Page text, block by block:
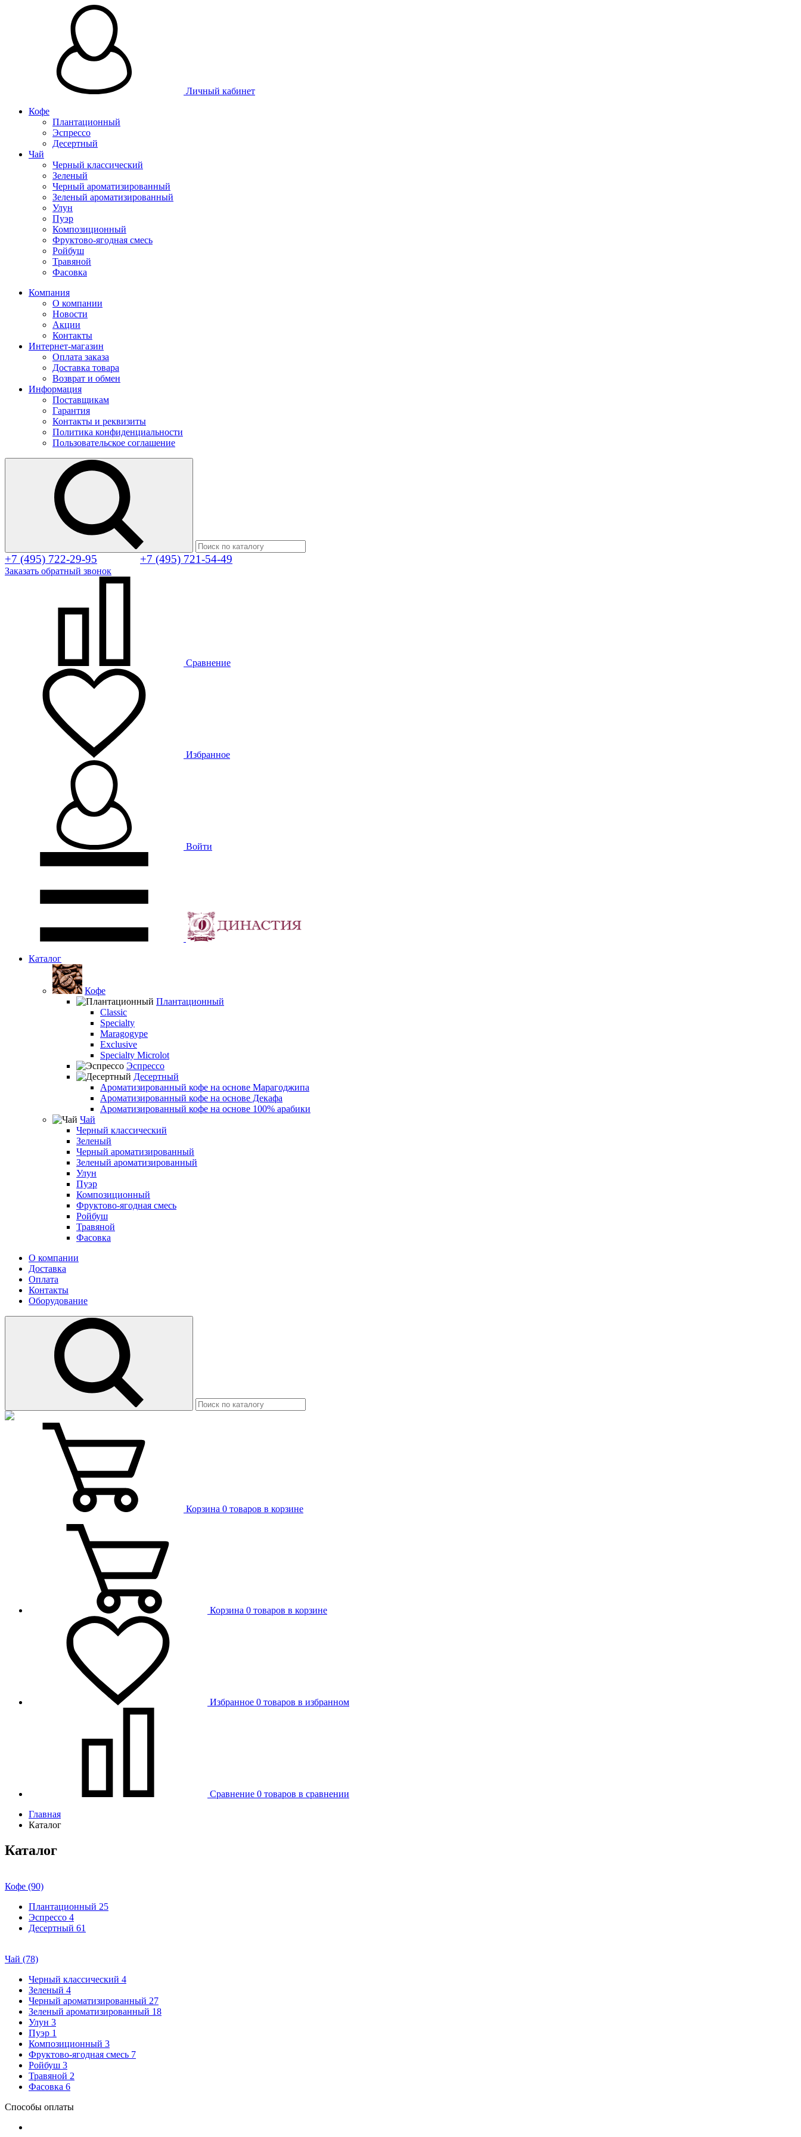
Личный кабинет
Кофе
Плантационный
Эспрессо
Десертный
Чай
Черный классический
Зеленый
Черный ароматизированный
Зеленый ароматизированный
Улун
Пуэр
Композиционный
Фруктово-ягодная смесь
Ройбуш
Травяной
Фасовка
Компания
О компании
Новости
Акции
Контакты
Интернет-магазин
Оплата заказа
Доставка товара
Возврат и обмен
Информация
Поставщикам
Гарантия
Контакты и реквизиты
Политика конфиденциальности
Пользовательское соглашение
+7 (495) 722-29-95 +7 (495) 721-54-49
Заказать обратный звонок
Сравнение
Избранное
Войти
Каталог
Кофе
Плантационный
Classic
Specialty
Maragogype
Exclusive
Specialty Microlot
Эспрессо
Десертный
Ароматизированный кофе на основе Марагоджипа
Ароматизированный кофе на основе Декафа
Ароматизированный кофе на основе 100% арабики
Чай
Черный классический
Зеленый
Черный ароматизированный
Зеленый ароматизированный
Улун
Пуэр
Композиционный
Фруктово-ягодная смесь
Ройбуш
Травяной
Фасовка
О компании
Доставка
Оплата
Контакты
Оборудование
Корзина 0 товаров в корзине
Корзина 0 товаров в корзине
Избранное 0 товаров в избранном
Сравнение 0 товаров в сравнении
Главная
Каталог
Каталог
Кофе (90)
Плантационный 25
Эспрессо 4
Десертный 61
Чай (78)
Черный классический 4
Зеленый 4
Черный ароматизированный 27
Зеленый ароматизированный 18
Улун 3
Пуэр 1
Композиционный 3
Фруктово-ягодная смесь 7
Ройбуш 3
Травяной 2
Фасовка 6
Способы оплаты